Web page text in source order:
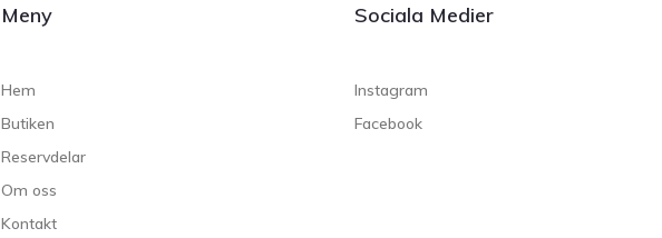
Meny
Hem
Butiken
Reservdelar
Om oss
Kontakt
Sociala Medier
Instagram
Facebook